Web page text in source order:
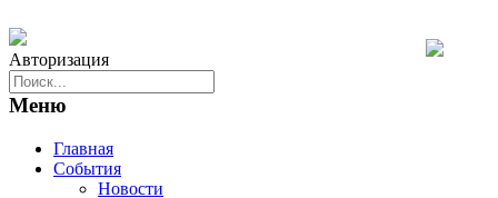
Авторизация
Меню
Главная
События
Новости